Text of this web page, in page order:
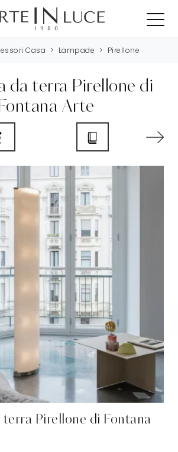
Casa > Lampade > Pirellone
da terra Pirellone di
Arte
terra Pirellone di Fontana